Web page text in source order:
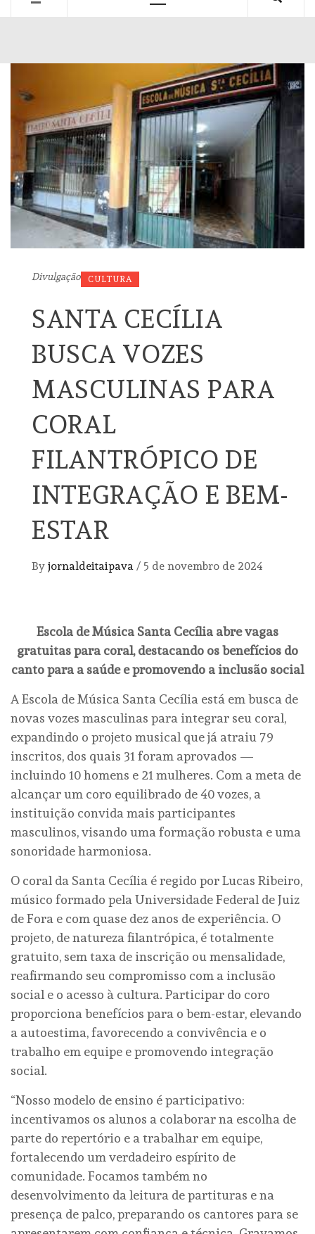
Divulgação CULTURA
SANTA CECÍLIA
BUSCA VOZES
MASCULINAS PARA
CORAL
FILANTRÓPICO DE
INTEGRAÇÃO E BEM-
ESTAR
By jornaldeitaipava / 5 de novembro de 2024
Escola de Música Santa Cecília abre vagas
gratuitas para coral, destacando os benefícios do
canto para a saúde e promovendo a inclusão social
A Escola de Música Santa Cecília está em busca de
novas vozes masculinas para integrar seu coral,
expandindo o projeto musical que já atraiu 79
inscritos, dos quais 31 foram aprovados —
incluindo 10 homens e 21 mulheres. Com a meta de
alcançar um coro equilibrado de 40 vozes, a
instituição convida mais participantes
masculinos, visando uma formação robusta e uma
sonoridade harmoniosa.
O coral da Santa Cecília é regido por Lucas Ribeiro,
músico formado pela Universidade Federal de Juiz
de Fora e com quase dez anos de experiência. O
projeto, de natureza filantrópica, é totalmente
gratuito, sem taxa de inscrição ou mensalidade,
reafirmando seu compromisso com a inclusão
social e o acesso à cultura. Participar do coro
proporciona benefícios para o bem-estar, elevando
a autoestima, favorecendo a convivência e o
trabalho em equipe e promovendo integração
social.
“Nosso modelo de ensino é participativo:
incentivamos os alunos a colaborar na escolha de
parte do repertório e a trabalhar em equipe,
fortalecendo um verdadeiro espírito de
comunidade. Focamos também no
desenvolvimento da leitura de partituras e na
presença de palco, preparando os cantores para se